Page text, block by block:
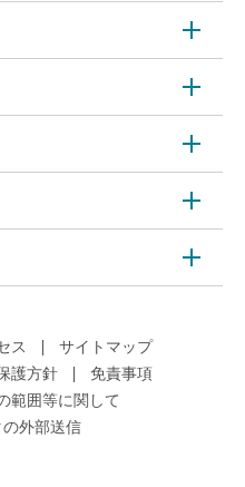
ス
サイトマップ
護方針
免責事項
範囲等に関して
外部送信